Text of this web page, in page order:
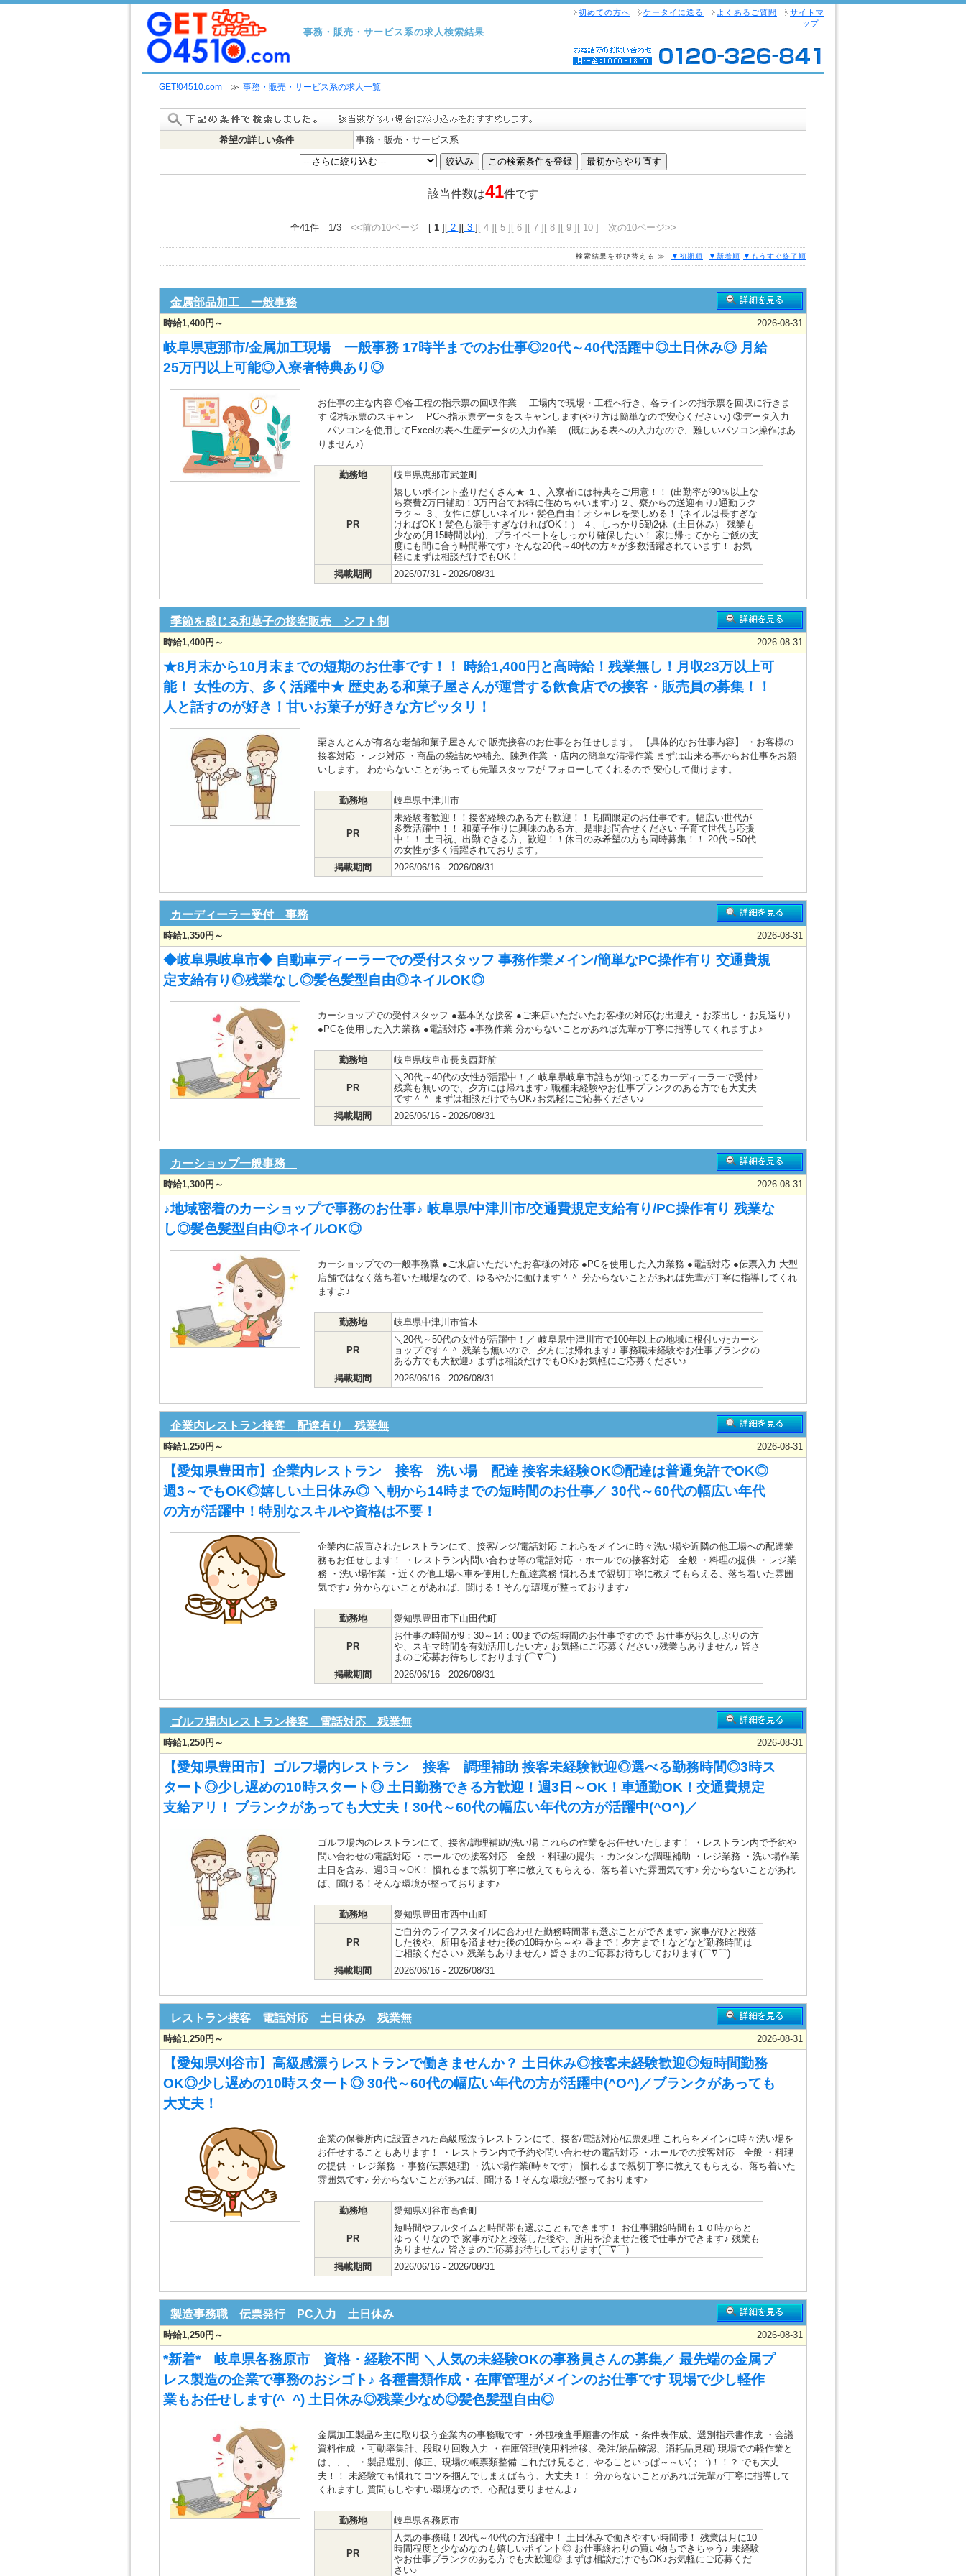
事務・販売・サービス系の求人検索結果
初めての方へ ケータイに送る よくあるご質問
サイトマ
ップ
GET!04510.com≫ 事務・販売・サービス系の求人一覧
希望の詳しい条件 事務・販売・サービス系
該当件数は41件です
全41件 1/3 <<前の10ページ [ 1][2 ][3 ] [ 4 ] [ 5 ] [ 6 ] [ 7 ] [ 8 ] [ 9 ] [ 10 ] 次の10ページ>>
検索結果を並び替える ≫ ▼初期順 ▼新着順 ▼もうすぐ終了順
金属部品加工 一般事務
時給1,400円～ 2026-08-31
岐阜県恵那市/金属加工現場 一般事務 17時半までのお仕事◎20代～40代活躍中◎土日休み◎ 月給
25万円以上可能◎入寮者特典あり◎
お仕事の主な内容 ①各工程の指示票の回収作業 工場内で現場・工程へ行き、各ラインの指示票を回収に行きま
す ②指示票のスキャン PCへ指示票データをスキャンします(やり方は簡単なので安心ください♪) ③データ入力
パソコンを使用してExcelの表へ生産データの入力作業 (既にある表への入力なので、難しいパソコン操作はあ
りません♪)
勤務地 岐阜県恵那市武並町
PR
嬉しいポイント盛りだくさん★ １、入寮者には特典をご用意！！ (出勤率が90％以上な
ら寮費2万円補助！3万円台でお得に住めちゃいます♪) ２、寮からの送迎有り♪通勤ラク
ラク～ ３、女性に嬉しいネイル・髪色自由！オシャレを楽しめる！ (ネイルは長すぎな
ければOK！髪色も派手すぎなければOK！） ４、しっかり5勤2休（土日休み） 残業も
少なめ(月15時間以内)、プライベートをしっかり確保したい！ 家に帰ってからご飯の支
度にも間に合う時間帯です♪ そんな20代～40代の方々が多数活躍されています！ お気
軽にまずは相談だけでもOK！
掲載期間
2026/07/31 - 2026/08/31
季節を感じる和菓子の接客販売 シフト制
時給1,400円～ 2026-08-31
★8月末から10月末までの短期のお仕事です！！ 時給1,400円と高時給！残業無し！月収23万以上可
能！ 女性の方、多く活躍中★ 歴史ある和菓子屋さんが運営する飲食店での接客・販売員の募集！！
人と話すのが好き！甘いお菓子が好きな方ピッタリ！
栗きんとんが有名な老舗和菓子屋さんで 販売接客のお仕事をお任せします。 【具体的なお仕事内容】 ・お客様の
接客対応 ・レジ対応 ・商品の袋詰めや補充、陳列作業 ・店内の簡単な清掃作業 まずは出来る事からお仕事をお願
いします。 わからないことがあっても先輩スタッフが フォローしてくれるので 安心して働けます。
勤務地 岐阜県中津川市
PR
未経験者歓迎！！接客経験のある方も歓迎！！ 期間限定のお仕事です。幅広い世代が
多数活躍中！！ 和菓子作りに興味のある方、是非お問合せください 子育て世代も応援
中！！ 土日祝、出勤できる方、歓迎！！休日のみ希望の方も同時募集！！ 20代～50代
の女性が多く活躍されております。
掲載期間
2026/06/16 - 2026/08/31
カーディーラー受付 事務
時給1,350円～ 2026-08-31
◆岐阜県岐阜市◆ 自動車ディーラーでの受付スタッフ 事務作業メイン/簡単なPC操作有り 交通費規
定支給有り◎残業なし◎髪色髪型自由◎ネイルOK◎
カーショップでの受付スタッフ ●基本的な接客 ●ご来店いただいたお客様の対応(お出迎え・お茶出し・お見送り）
●PCを使用した入力業務 ●電話対応 ●事務作業 分からないことがあれば先輩が丁寧に指導してくれますよ♪
勤務地 岐阜県岐阜市長良西野前
PR
＼20代～40代の女性が活躍中！／ 岐阜県岐阜市誰もが知ってるカーディーラーで受付♪
残業も無いので、夕方には帰れます♪ 職種未経験やお仕事ブランクのある方でも大丈夫
です＾＾ まずは相談だけでもOK♪お気軽にご応募ください♪
掲載期間
2026/06/16 - 2026/08/31
カーショップ一般事務
時給1,300円～ 2026-08-31
♪地域密着のカーショップで事務のお仕事♪ 岐阜県/中津川市/交通費規定支給有り/PC操作有り 残業な
し◎髪色髪型自由◎ネイルOK◎
カーショップでの一般事務職 ●ご来店いただいたお客様の対応 ●PCを使用した入力業務 ●電話対応 ●伝票入力 大型
店舗ではなく落ち着いた職場なので、ゆるやかに働けます＾＾ 分からないことがあれば先輩が丁寧に指導してくれ
ますよ♪
勤務地 岐阜県中津川市笛木
PR
＼20代～50代の女性が活躍中！／ 岐阜県中津川市で100年以上の地域に根付いたカーシ
ョップです＾＾ 残業も無いので、夕方には帰れます♪ 事務職未経験やお仕事ブランクの
ある方でも大歓迎♪ まずは相談だけでもOK♪お気軽にご応募ください♪
掲載期間
2026/06/16 - 2026/08/31
企業内レストラン接客 配達有り 残業無
時給1,250円～ 2026-08-31
【愛知県豊田市】企業内レストラン 接客 洗い場 配達 接客未経験OK◎配達は普通免許でOK◎
週3～でもOK◎嬉しい土日休み◎ ＼朝から14時までの短時間のお仕事／ 30代～60代の幅広い年代
の方が活躍中！特別なスキルや資格は不要！
企業内に設置されたレストランにて、接客/レジ/電話対応 これらをメインに時々洗い場や近隣の他工場への配達業
務もお任せします！ ・レストラン内問い合わせ等の電話対応 ・ホールでの接客対応 全般 ・料理の提供 ・レジ業
務 ・洗い場作業 ・近くの他工場へ車を使用した配達業務 慣れるまで親切丁寧に教えてもらえる、落ち着いた雰囲
気です♪ 分からないことがあれば、聞ける！そんな環境が整っております♪
勤務地 愛知県豊田市下山田代町
PR
お仕事の時間が9：30～14：00までの短時間のお仕事ですので お仕事がお久しぶりの方
や、スキマ時間を有効活用したい方♪ お気軽にご応募ください♪残業もありません♪ 皆さ
まのご応募お待ちしております(⌒∇⌒)
掲載期間
2026/06/16 - 2026/08/31
ゴルフ場内レストラン接客 電話対応 残業無
時給1,250円～ 2026-08-31
【愛知県豊田市】ゴルフ場内レストラン 接客 調理補助 接客未経験歓迎◎選べる勤務時間◎3時ス
タート◎少し遅めの10時スタート◎ 土日勤務できる方歓迎！週3日～OK！車通勤OK！交通費規定
支給アリ！ ブランクがあっても大丈夫！30代～60代の幅広い年代の方が活躍中(^O^)／
ゴルフ場内のレストランにて、接客/調理補助/洗い場 これらの作業をお任せいたします！ ・レストラン内で予約や
問い合わせの電話対応 ・ホールでの接客対応 全般 ・料理の提供 ・カンタンな調理補助 ・レジ業務 ・洗い場作業
土日を含み、週3日～OK！ 慣れるまで親切丁寧に教えてもらえる、落ち着いた雰囲気です♪ 分からないことがあれ
ば、聞ける！そんな環境が整っております♪
勤務地 愛知県豊田市西中山町
PR
ご自分のライフスタイルに合わせた勤務時間帯も選ぶことができます♪ 家事がひと段落
した後や、所用を済ませた後の10時から～や 昼まで！夕方まで！などなど勤務時間は
ご相談ください♪ 残業もありません♪ 皆さまのご応募お待ちしております(⌒∇⌒)
掲載期間
2026/06/16 - 2026/08/31
レストラン接客 電話対応 土日休み 残業無
時給1,250円～ 2026-08-31
【愛知県刈谷市】高級感漂うレストランで働きませんか？ 土日休み◎接客未経験歓迎◎短時間勤務
OK◎少し遅めの10時スタート◎ 30代～60代の幅広い年代の方が活躍中(^O^)／ブランクがあっても
大丈夫！
企業の保養所内に設置された高級感漂うレストランにて、接客/電話対応/伝票処理 これらをメインに時々洗い場を
お任せすることもあります！ ・レストラン内で予約や問い合わせの電話対応 ・ホールでの接客対応 全般 ・料理
の提供 ・レジ業務 ・事務(伝票処理) ・洗い場作業(時々です） 慣れるまで親切丁寧に教えてもらえる、落ち着いた
雰囲気です♪ 分からないことがあれば、聞ける！そんな環境が整っております♪
勤務地 愛知県刈谷市高倉町
PR
短時間やフルタイムと時間帯も選ぶこともできます！ お仕事開始時間も１０時からと
ゆっくりなので 家事がひと段落した後や、所用を済ませた後で仕事ができます♪ 残業も
ありません♪ 皆さまのご応募お待ちしております(⌒∇⌒)
掲載期間
2026/06/16 - 2026/08/31
製造事務職 伝票発行 PC入力 土日休み
時給1,250円～ 2026-08-31
*新着* 岐阜県各務原市 資格・経験不問 ＼人気の未経験OKの事務員さんの募集／ 最先端の金属プ
レス製造の企業で事務のおシゴト♪ 各種書類作成・在庫管理がメインのお仕事です 現場で少し軽作
業もお任せします(^_^) 土日休み◎残業少なめ◎髪色髪型自由◎
金属加工製品を主に取り扱う企業内の事務職です ・外観検査手順書の作成 ・条件表作成、選別指示書作成 ・会議
資料作成 ・可動率集計、段取り回数入力 ・在庫管理(使用料推移、発注/納品確認、消耗品見積) 現場での軽作業と
は、、、 ・製品選別、修正、現場の帳票類整備 これだけ見ると、やることいっぱ～～い(；_:)！！？ でも大丈
夫！！ 未経験でも慣れてコツを掴んでしまえばもう、大丈夫！！ 分からないことがあれば先輩が丁寧に指導して
くれますし 質問もしやすい環境なので、心配は要りませんよ♪
勤務地 岐阜県各務原市
PR
人気の事務職！20代～40代の方活躍中！ 土日休みで働きやすい時間帯！ 残業は月に10
時間程度と少なめなのも嬉しいポイント◎ お仕事終わりの買い物もできちゃう♪ 未経験
やお仕事ブランクのある方でも大歓迎◎ まずは相談だけでもOK♪お気軽にご応募くだ
さい♪